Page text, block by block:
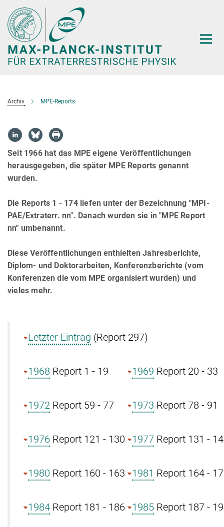
Hauptinhalt
Archiv MPE-Reports
Seit 1966 hat das MPE eigene Veröffentlichungen
herausgegeben, die später MPE Reports genannt
wurden.
Die Reports 1 - 174 liefen unter der Bezeichnung "MPI-
PAE/Extraterr. nn". Danach wurden sie in "MPE Report
nn" umbenannt.
Diese Veröffentlichungen enthielten Jahresberichte,
Diplom- und Doktorarbeiten, Konferenzberichte (vom
Konferenzen die vom MPE organisiert wurden) und
vieles mehr.
Letzter Eintrag (Report 297)
1968 Report 1 - 19 1969 Report 20 - 33
1972 Report 59 - 77 1973 Report 78 - 91
1976 Report 121 - 130 1977 Report 131 -
1980 Report 160 - 163 1981 Report 164 -
1984 Report 181 - 186 1985 Report 187 -